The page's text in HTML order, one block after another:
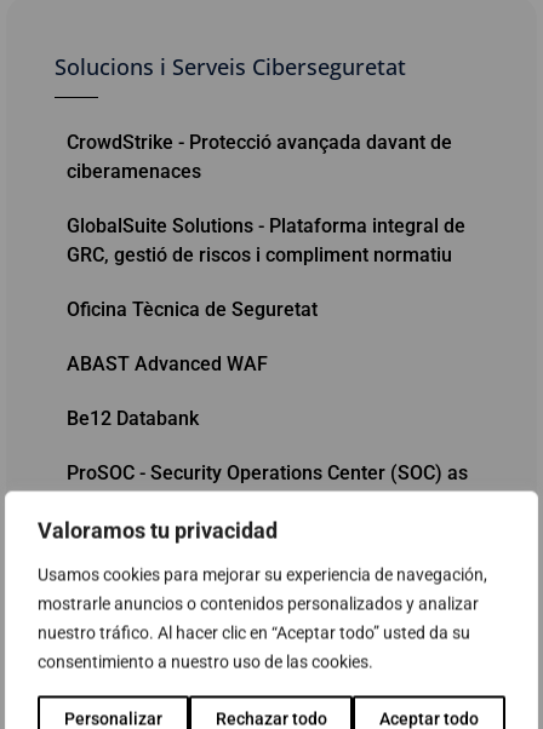
Valoramos tu privacidad
Usamos cookies para mejorar su experiencia de navegación,
mostrarle anuncios o contenidos personalizados y analizar
nuestro tráfico. Al hacer clic en “Aceptar todo” usted da su
consentimiento a nuestro uso de las cookies.
Personalizar Rechazar todo Aceptar todo
Solucions i Serveis Ciberseguretat
CrowdStrike - Protecció avançada davant de
ciberamenaces
GlobalSuite Solutions - Plataforma integral de
GRC, gestió de riscos i compliment normatiu
Oficina Tècnica de Seguretat
ABAST Advanced WAF
Be12 Databank
ProSOC - Security Operations Center (SOC) as
Conscienciació en Ciberseguretat pels
treballadors
Adequació per al compliment del GDPR